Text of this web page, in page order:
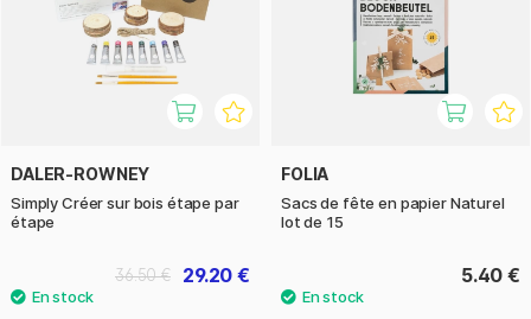
DALER-ROWNEY
Simply Créer sur bois étape par
étape
29.20 €
36.50 €
FOLIA
Sacs de fête en papier Naturel
lot de 15
5.40 €